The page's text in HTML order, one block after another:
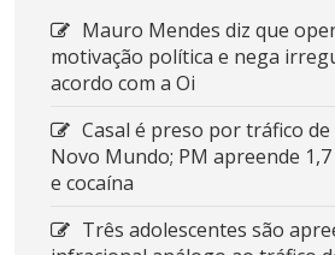
Mauro Mendes diz que
motivação política e nega
acordo com a Oi
Casal é preso por tráfico
Novo Mundo; PM apreende
e cocaína
Três adolescentes são